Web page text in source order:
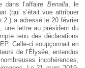
dans l’affaire Benalla, le
(qui s’était vue attribuer
2.) a adressé le 20 février
une lettre au président du
tenu des déclarations
Celle-ci soupçonnait en
de l’Élysée, entendus
incohérences,